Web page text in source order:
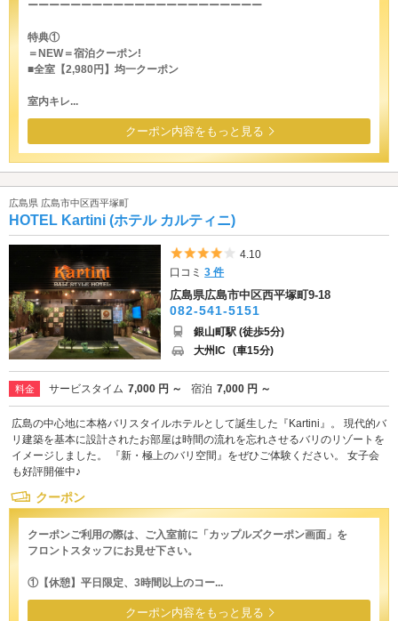
ーーーーーーーーーーーーーーーーーーーーーー
特典①
＝NEW＝宿泊クーポン!
■全室【2,980円】均一クーポン
室内キレ...
クーポン内容をもっと見る
広島県 広島市中区西平塚町
HOTEL Kartini (ホテル カルティニ)
5つ星のうち4
4.10
口コミ3 件
広島県広島市中区西平塚町9-18
082-541-5151
銀山町駅 (徒歩5分)
大州IC (車15分)
料金 サービスタイム 7,000 円 ～ 宿泊 7,000 円 ～
広島の中心地に本格バリスタイルホテルとして誕生した『Kartini』。 現代的バ
リ建築を基本に設計されたお部屋は時間の流れを忘れさせるバリのリゾートを
イメージしました。 『新・極上のバリ空間』をぜひご体験ください。 女子会
も好評開催中♪
クーポン
クーポンご利用の際は、ご入室前に「カップルズクーポン画面」を
フロントスタッフにお見せ下さい。
①【休憩】平日限定、3時間以上のコー...
クーポン内容をもっと見る